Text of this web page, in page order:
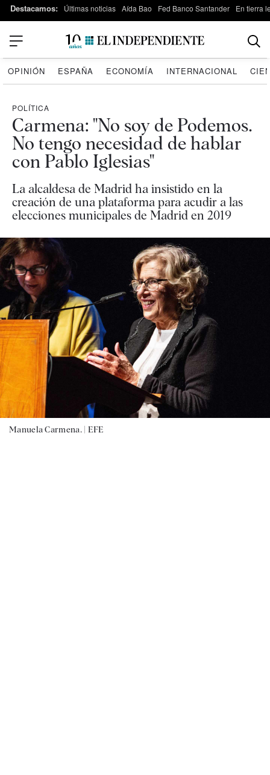
Destacamos: Últimas noticias Aída Bao Fed Banco Santander En tierra
OPINIÓN ESPAÑA ECONOMÍA INTERNACIONAL
POLÍTICA
Carmena: "No soy de Podemos.
No tengo necesidad de hablar
con Pablo Iglesias"
La alcaldesa de Madrid ha insistido en la
creación de una plataforma para acudir a las
elecciones municipales de Madrid en 2019
Manuela Carmena. | EFE